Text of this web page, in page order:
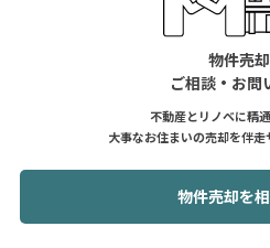
物件売
ご相談・お問
不動産とリノベに精
大事なお住まいの売却を伴走
物件売却を